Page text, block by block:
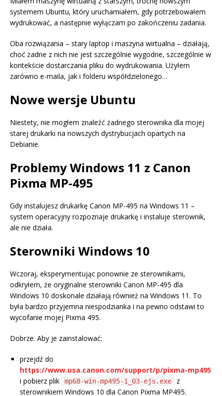
systemem Ubuntu, który uruchamiałem, gdy potrzebowałem
wydrukować, a następnie wyłączam po zakończeniu zadania.
Oba rozwiązania – stary laptop i maszyna wirtualna – działają,
choć żadne z nich nie jest szczególnie wygodne, szczególnie w
kontekście dostarczania pliku do wydrukowania. Użyłem
zarówno e-maila, jak i folderu współdzielonego…
Nowe wersje Ubuntu
Niestety, nie mogłem znaleźć żadnego sterownika dla mojej
starej drukarki na nowszych dystrybucjach opartych na
Debianie.
Problemy Windows 11 z Canon
Pixma MP-495
Gdy instalujesz drukarkę Canon MP-495 na Windows 11 –
system operacyjny rozpoznaje drukarkę i instaluje sterownik,
ale nie działa.
Sterowniki Windows 10
Wczoraj, eksperymentując ponownie ze sterownikami,
odkryłem, że oryginalne sterowniki Canon MP-495 dla
Windows 10 doskonale działają również na Windows 11. To
była bardzo przyjemna niespodzianka i na pewno odstawi to
wycofanie mojej Pixma 495.
Dobrze. Aby je zainstalować:
przejdź do
https://www.usa.canon.com/support/p/pixma-mp495
i pobierz plik
mp68-win-mp495-1_03-ejs.exe
z
sterownikiem Windows 10 dla Canon Pixma MP495.